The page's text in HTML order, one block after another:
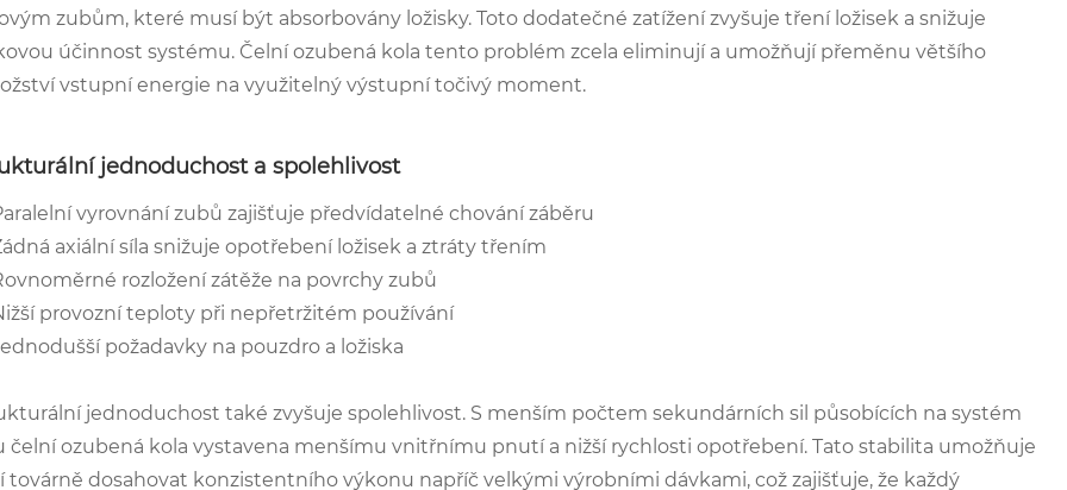
zubům, které musí být absorbovány ložisky. Toto dodatečné zatížení zvyšuje tření ložisek a snižuje
účinnost systému. Čelní ozubená kola tento problém zcela eliminují a umožňují přeměnu většího
vstupní energie na využitelný výstupní točivý moment.
jednoduchost a spolehlivost
vyrovnání zubů zajišťuje předvídatelné chování záběru
axiální síla snižuje opotřebení ložisek a ztráty třením
rozložení zátěže na povrchy zubů
provozní teploty při nepřetržitém používání
požadavky na pouzdro a ložiska
jednoduchost také zvyšuje spolehlivost. S menším počtem sekundárních sil působících na systém
čelní ozubená kola vystavena menšímu vnitřnímu pnutí a nižší rychlosti opotřebení. Tato stabilita umožňuje
továrně dosahovat konzistentního výkonu napříč velkými výrobními dávkami, což zajišťuje, že každý